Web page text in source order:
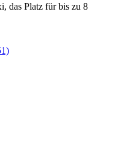
das Platz für bis zu 8